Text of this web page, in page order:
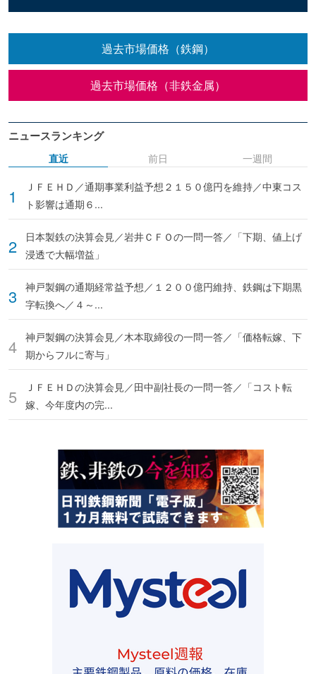
過去市場価格（鉄鋼）
過去市場価格（非鉄金属）
ニュースランキング
直近
ＪＦＥＨＤ／通期事業利益予想２１５０億円を維持／中東コス
ト影響は通期６...
日本製鉄の決算会見／岩井ＣＦＯの一問一答／「下期、値上げ
浸透で大幅増益」
神戸製鋼の通期経常益予想／１２００億円維持、鉄鋼は下期黒
字転換へ／４～...
神戸製鋼の決算会見／木本取締役の一問一答／「価格転嫁、下
期からフルに寄与」
ＪＦＥＨＤの決算会見／田中副社長の一問一答／「コスト転
嫁、今年度内の完...
前日 一週間